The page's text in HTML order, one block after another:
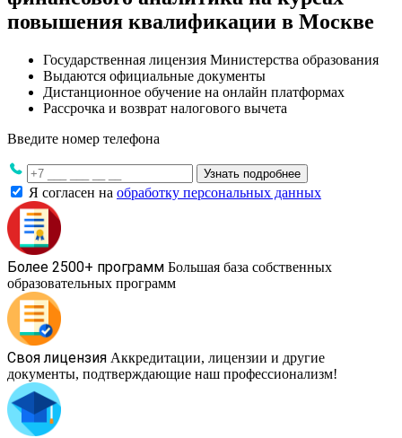
повышения квалификации в Москве
Государственная лицензия Министерства образования
Выдаются официальные документы
Дистанционное обучение на онлайн платформах
Рассрочка и возврат налогового вычета
Введите номер телефона
Узнать подробнее
Я согласен на обработку персональных данных
Более 2500+ программ Большая база собственных
образовательных программ
Своя лицензия Аккредитации, лицензии и другие
документы, подтверждающие наш профессионализм!